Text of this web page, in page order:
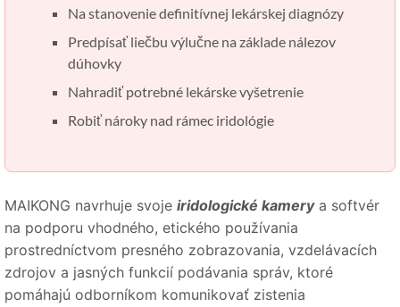
Na stanovenie definitívnej lekárskej diagnózy
Predpísať liečbu výlučne na základe nálezov
dúhovky
Nahradiť potrebné lekárske vyšetrenie
Robiť nároky nad rámec iridológie
MAIKONG navrhuje svoje iridologické kamerya softvér
na podporu vhodného, ​​etického používania
prostredníctvom presného zobrazovania, vzdelávacích
zdrojov a jasných funkcií podávania správ, ktoré
pomáhajú odborníkom komunikovať zistenia